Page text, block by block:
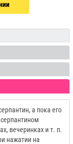
а пока его
вечеринках и т. п.
нажатии на